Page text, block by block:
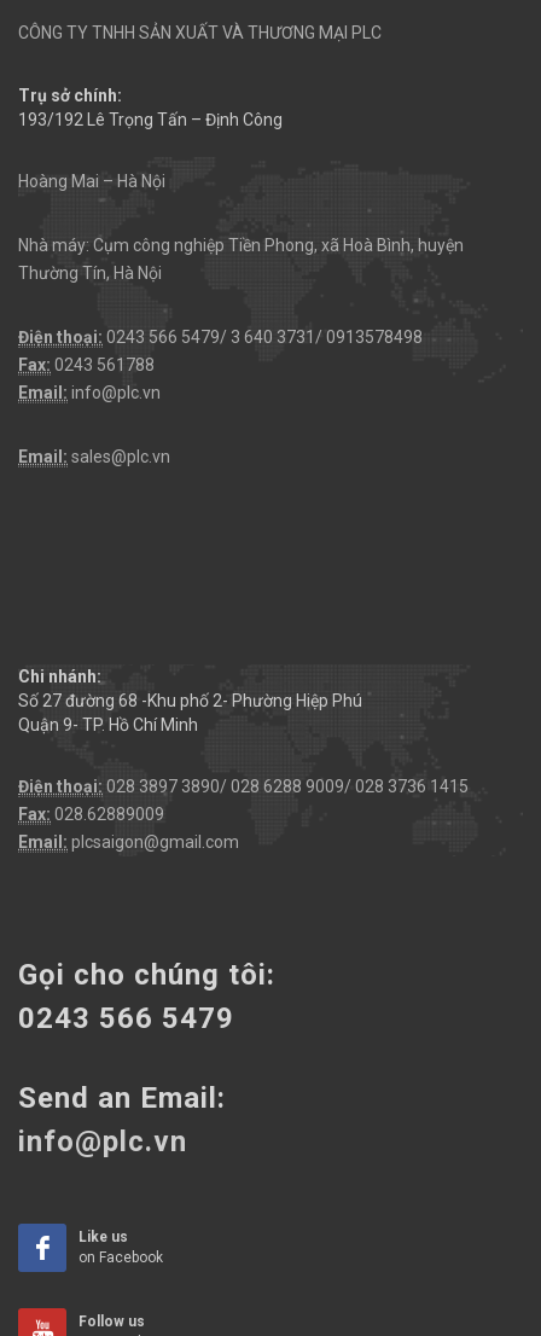
CÔNG TY TNHH SẢN XUẤT VÀ THƯƠNG MẠI PLC
Trụ sở chính:
193/192 Lê Trọng Tấn – Định Công
Hoàng Mai – Hà Nội
Nhà máy: Cụm công nghiệp Tiền Phong, xã Hoà Bình, huyện
Thường Tín, Hà Nội
Điện thoại: 0243 566 5479/ 3 640 3731/ 0913578498
Fax: 0243 561788
Email: info@plc.vn
Email: sales@plc.vn
Chi nhánh:
Số 27 đường 68 -Khu phố 2- Phường Hiệp Phú
Quận 9- TP. Hồ Chí Minh
Điện thoại: 028 3897 3890/ 028 6288 9009/ 028 3736 1415
Fax: 028.62889009
Email: plcsaigon@gmail.com
Gọi cho chúng tôi:
0243 566 5479
Send an Email:
info@plc.vn
Like us
on Facebook
Follow us